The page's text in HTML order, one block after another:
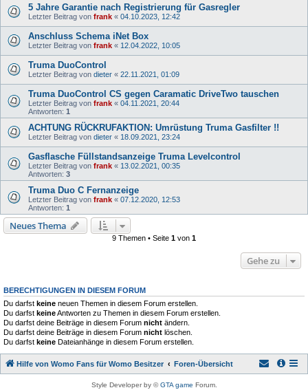
5 Jahre Garantie nach Registrierung für Gasregler
Letzter Beitrag von frank « 04.10.2023, 12:42
Anschluss Schema iNet Box
Letzter Beitrag von frank « 12.04.2022, 10:05
Truma DuoControl
Letzter Beitrag von dieter « 22.11.2021, 01:09
Truma DuoControl CS gegen Caramatic DriveTwo tauschen
Letzter Beitrag von frank « 04.11.2021, 20:44
Antworten: 1
ACHTUNG RÜCKRUFAKTION: Umrüstung Truma Gasfilter !!
Letzter Beitrag von dieter « 18.09.2021, 23:24
Gasflasche Füllstandsanzeige Truma Levelcontrol
Letzter Beitrag von frank « 13.02.2021, 00:35
Antworten: 3
Truma Duo C Fernanzeige
Letzter Beitrag von frank « 07.12.2020, 12:53
Antworten: 1
Neues Thema
9 Themen • Seite 1 von 1
Gehe zu
BERECHTIGUNGEN IN DIESEM FORUM
Du darfst keine neuen Themen in diesem Forum erstellen.
Du darfst keineAntworten zu Themen in diesem Forum erstellen.
Du darfst deine Beiträge in diesem Forum nicht ändern.
Du darfst deine Beiträge in diesem Forum nicht löschen.
Du darfst keine Dateianhänge in diesem Forum erstellen.
Hilfe von Womo Fans für Womo Besitzer Foren-Übersicht
Style Developer by ©GTA game Forum.